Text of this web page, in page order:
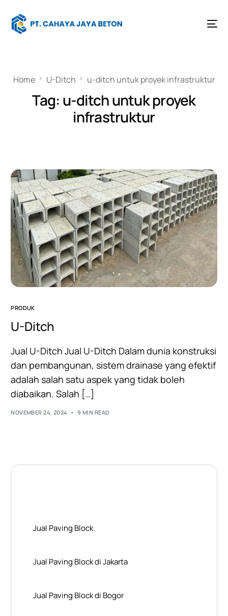
Home U-Ditch u-ditch untuk proyek infrastruktur
Tag: u-ditch untuk proyek
infrastruktur
PRODUK
U-Ditch
Jual U-Ditch Jual U-Ditch Dalam dunia konstruksi
dan pembangunan, sistem drainase yang efektif
adalah salah satu aspek yang tidak boleh
diabaikan. Salah […]
NOVEMBER 24, 2024 9 MIN READ
Jual Paving Block
Jual Paving Block di Jakarta
Jual Paving Block di Bogor